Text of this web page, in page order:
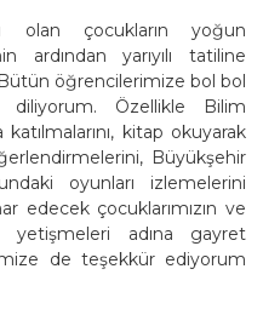
olan çocukların yoğun
yarıyılı tatiline
öğrencilerimize bol bol
Özellikle Bilim
kitap okuyarak
Büyükşehir
oyunları izlemelerini
edecek çocuklarımızın ve
adına gayret
de teşekkür ediyorum